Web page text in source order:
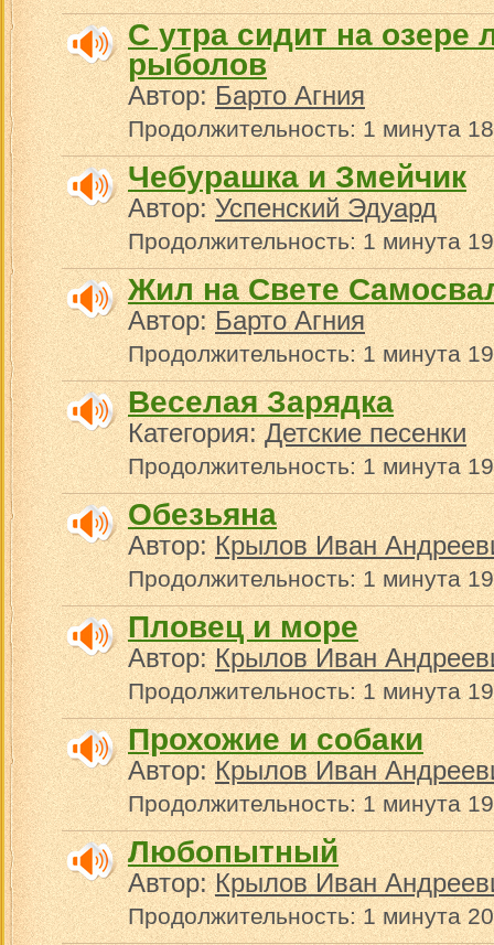
С утра сидит на озере
рыболов
Автор:Барто Агния
Продолжительность: 1 минута
Чебурашка и Змейчик
Автор:Успенский Эдуард
Продолжительность: 1 минута
Жил на Свете
Автор:Барто Агния
Продолжительность: 1 минута
Веселая Зарядка
Категория:Детские песенки
Продолжительность: 1 минута
Обезьяна
Автор:Крылов Иван
Продолжительность: 1 минута
Пловец и море
Автор:Крылов Иван
Продолжительность: 1 минута
Прохожие и собаки
Автор:Крылов Иван
Продолжительность: 1 минута
Любопытный
Автор:Крылов Иван
Продолжительность: 1 минута